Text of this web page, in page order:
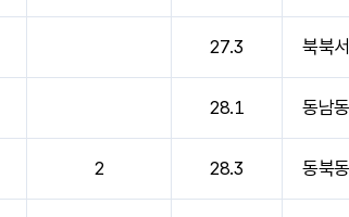
27.3 북북서
28.1 동남동
2 28.3 동북동